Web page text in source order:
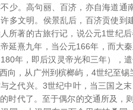
少。高句丽、百济，亦自海道
多文明。侯景乱后，百济贡使
所著的古旅行记，说公元1世纪
延熹九年，当公元166年，而大
年，即后汉灵帝光和三年），
向，从广州到槟榔屿，4世纪至
之代兴。3世纪中叶，当三国之
时代了。至于偶尔的交通所及，